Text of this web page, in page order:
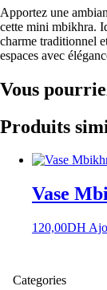
Mini
Mbikhra
Vert
Apportez une
cette mini mbikhra.
charme traditionnel
espaces avec
Vous
Produits
Vase
120,00DH
Categories